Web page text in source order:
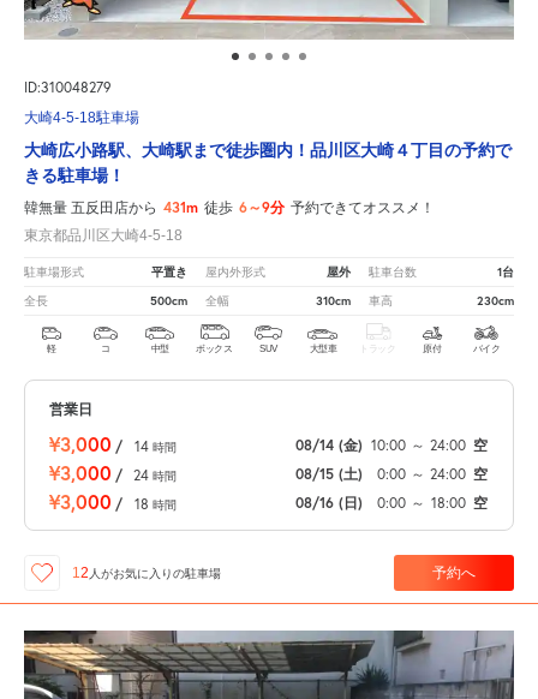
ID:310048279
大崎4-5-18駐車場
大崎広小路駅、大崎駅まで徒歩圏内！品川区大崎４丁目の予約で
きる駐車場！
韓無量 五反田店から 431m 徒歩 6～9分 予約できてオススメ！
東京都品川区大崎4-5-18
駐車場形式 平置き 屋内外形式 屋外 駐車台数 1台
全長 500cm 全幅 310cm 車高 230cm
軽 コ 中型 ボックス SUV 大型車 トラック 原付 バイク
営業日
¥3,000 / 14 時間 08/14 (金) 10:00 ～ 24:00 空
¥3,000 / 24 時間 08/15 (土) 0:00 ～ 24:00 空
¥3,000 / 18 時間 08/16 (日) 0:00 ～ 18:00 空
12 人がお気に入りの駐車場 予約へ